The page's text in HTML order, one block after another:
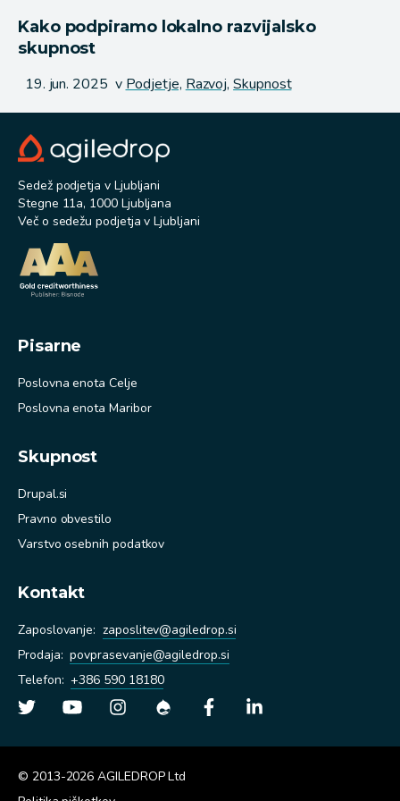
Kako podpiramo lokalno razvijalsko
skupnost
Objavljeno
19. jun. 2025 v Podjetje, Razvoj, Skupnost
Sedež podjetja v Ljubljani
Stegne 11a, 1000 Ljubljana
Več o sedežu podjetja v Ljubljani
Pisarne
Poslovna enota Celje
Poslovna enota Maribor
Skupnost
Drupal.si
Pravno obvestilo
Varstvo osebnih podatkov
Kontakt
Zaposlovanje: zaposlitev@agiledrop.si
Prodaja: povprasevanje@agiledrop.si
Telefon: +386 590 18180
© 2013-2026 AGILEDROP Ltd